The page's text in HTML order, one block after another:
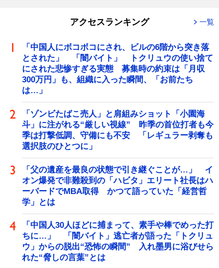
アクセスランキング 一覧
「中国人にボコボコにされ、ビルの6階から突き落
とされた」 「闇バイト」 トクリュウの使い捨て
にされた悲惨すぎる実態 募集時の約束は「月収
300万円」も、組織に入った瞬間、「お前たち
は…」
「ゾンビたばこ売人」と肩組みショット「小園海
斗」に注がれる“厳しい視線” 昨季の首位打者も今
季は打撃低調、守備にも不安 「レギュラー剥奪も
選択肢のひとつに」
「父の遺産を最良の状態で引き継ぐことが…」 イ
オン爆発で非難殺到の「ハビタ」エリート社長はハ
ーバードでMBA取得 かつて語っていた「経営哲
学」とは
「中国人30人ほどに捕まって、素手や棒でめった打
ちに…」 「闇バイト」逃亡者が語った「トクリュ
ウ」からの脱出“恐怖の瞬間” 入れ墨男に浴びせら
れた“脅しの言葉”とは